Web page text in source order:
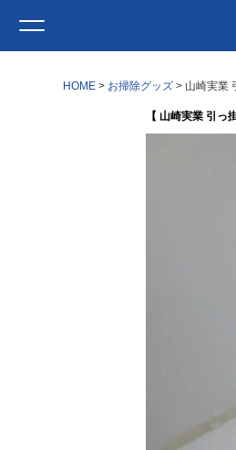
HOME お掃除グッズ 山崎実業
【 山崎実業 引っ